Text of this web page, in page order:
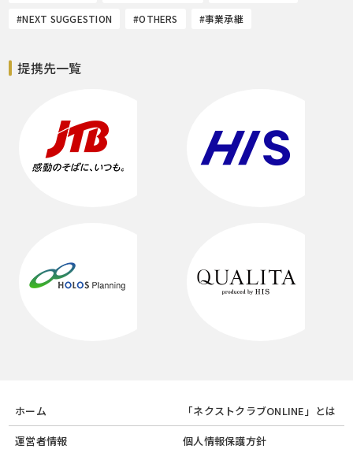
#NEXT SUGGESTION
#OTHERS #事業承継
提携先一覧
ホーム
「ネクストクラブONLINE」とは
運営者情報
個人情報保護方針